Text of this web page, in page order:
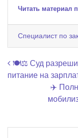
Читать материал
Специалист по
🍽️⚖️ Суд
питание на
✈️